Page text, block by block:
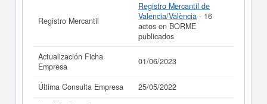
Registro Mercantil
Registro Mercantil de
Valencia/València - 16
actos en BORME
publicados
Actualización Ficha
Empresa
01/06/2023
Última Consulta Empresa
25/05/2022